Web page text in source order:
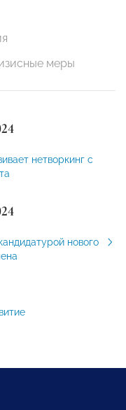
меры
нетворкинг с
нового